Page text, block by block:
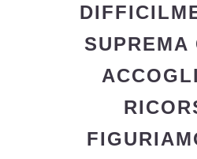
SUPREMA